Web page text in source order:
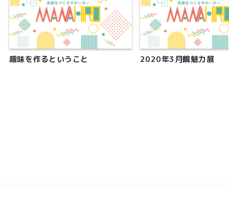
趣味を作るということ 2020年3月鶴魅力展